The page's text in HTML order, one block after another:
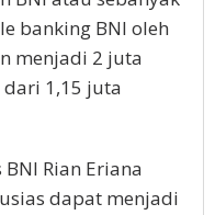
banking BNI oleh
menjadi 2 juta
1,15 juta
Rian Eriana
dapat menjadi